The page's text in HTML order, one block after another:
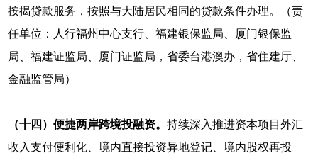
按揭贷款服务，按照与大陆居民相同的贷款条件办理。（责
任单位：人行福州中心支行、福建银保监局、厦门银保监
局、福建证监局、厦门证监局，省委台港澳办，省住建厅、
金融监管局）
（十四）便捷两岸跨境投融资。持续深入推进资本项目外汇
收入支付便利化、境内直接投资异地登记、境内股权再投